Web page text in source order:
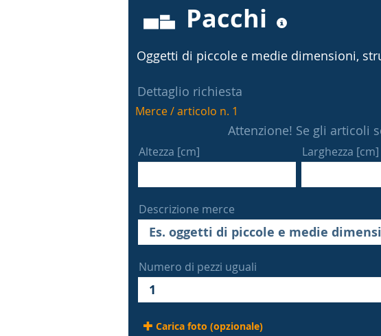
Pacchi
Oggetti di piccole e medie dimensioni,
Dettaglio richiesta
Merce / articolo n. 1
Attenzione! Se gli articoli
Altezza [cm] Larghezza [cm]
Descrizione merce
Numero di pezzi uguali
Carica foto (opzionale)